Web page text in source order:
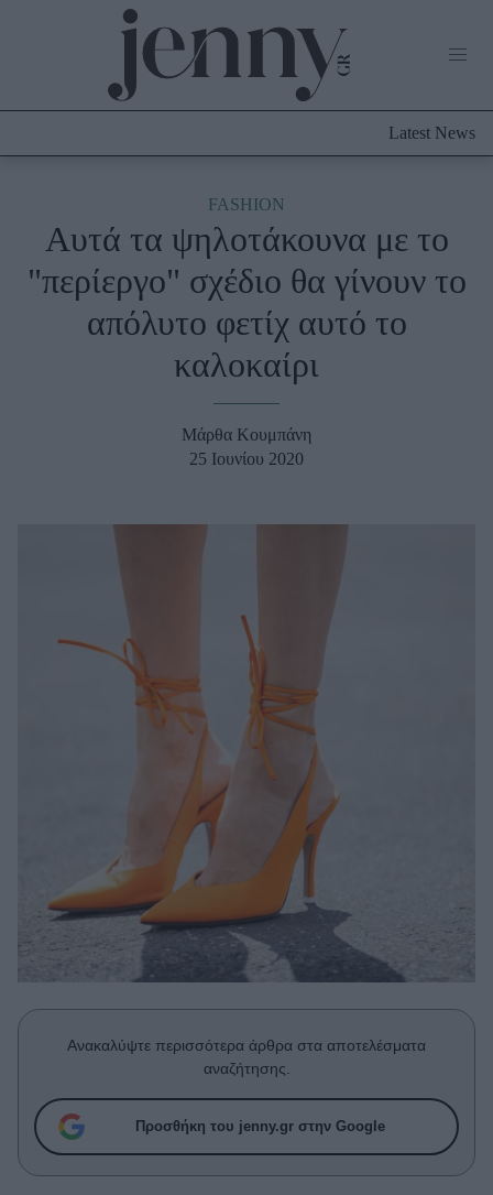
Culture
Fashion
Shopping
Styling Tips
Well being
Ψυχολογία
Υγεία + Διατροφή
Real Women
Πρόσωπα
Συνεντεύξεις
Ask the Guru
Success Stories
Latest News
FASHION
Aυτά τα ψηλοτάκουνα με το
"περίεργο" σχέδιο θα γίνουν το
απόλυτο φετίχ αυτό το
καλοκαίρι
Μάρθα Κουμπάνη
25 Ιουνίου 2020
Ανακαλύψτε περισσότερα άρθρα στα αποτελέσματα
αναζήτησης.
Προσθήκη του jenny.gr στην Google